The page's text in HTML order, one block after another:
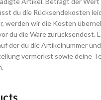
du die Rücksendekosten
werden wir die Kosten
du die Ware zurücksendest.
der du die Artikelnummer
vermerkst sowie deine